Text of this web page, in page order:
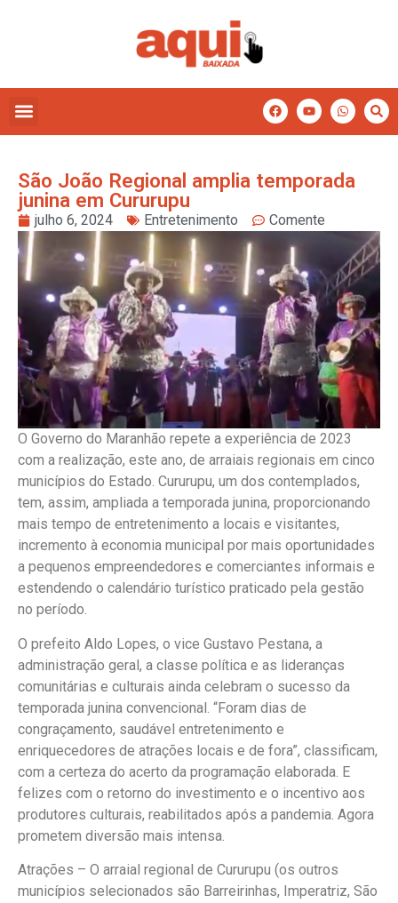
São João Regional amplia temporada
junina em Cururupu
julho 6, 2024 Entretenimento Comente
O Governo do Maranhão repete a experiência de 2023
com a realização, este ano, de arraiais regionais em cinco
municípios do Estado. Cururupu, um dos contemplados,
tem, assim, ampliada a temporada junina, proporcionando
mais tempo de entretenimento a locais e visitantes,
incremento à economia municipal por mais oportunidades
a pequenos empreendedores e comerciantes informais e
estendendo o calendário turístico praticado pela gestão
no período.
O prefeito Aldo Lopes, o vice Gustavo Pestana, a
administração geral, a classe política e as lideranças
comunitárias e culturais ainda celebram o sucesso da
temporada junina convencional. “Foram dias de
congraçamento, saudável entretenimento e
enriquecedores de atrações locais e de fora”, classificam,
com a certeza do acerto da programação elaborada. E
felizes com o retorno do investimento e o incentivo aos
produtores culturais, reabilitados após a pandemia. Agora
prometem diversão mais intensa.
Atrações – O arraial regional de Cururupu (os outros
municípios selecionados são Barreirinhas, Imperatriz, São